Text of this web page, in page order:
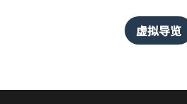
虚拟导览